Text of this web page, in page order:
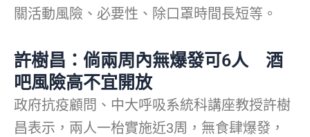
關活動風險、必要性、除口罩時間長短等。
許樹昌：倘兩周內無爆發可6人 酒
吧風險高不宜開放
政府抗疫顧問、中大呼吸系統科講座教授許樹
昌表示，兩人一枱實施近3周，無食肆爆發，